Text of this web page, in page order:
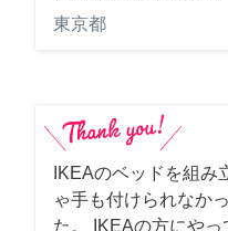
東京都
IKEAのベッドを組み
ゃ手も付けられなか
た。 IKEAの方にや